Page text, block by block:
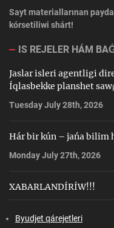
Sayt materiallarınan
kórsetiliwi shárt!
IS REJELER HÁM
Jaslar isleri agentligi
Íqlasbekke planshet
Tuesday July 28th, 2026
Hár bir kún – jańa bilim
Monday July 27th, 2026
XABARLANDÍRÍW!!!
Byudjet qárejetleri